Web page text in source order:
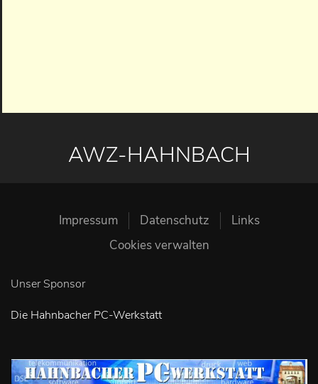
AWZ-HAHNBACH
Impressum Datenschutz
Links
Cookies verwalten
Unser Sponsor
Die Hahnbacher PC-Werkstatt